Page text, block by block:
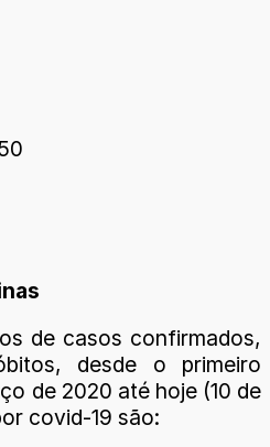
de casos confirmados,
desde o primeiro
de 2020 até hoje (10 de
covid-19 são: